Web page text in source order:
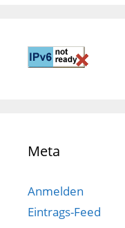
Meta
Anmelden
Eintrags-Feed